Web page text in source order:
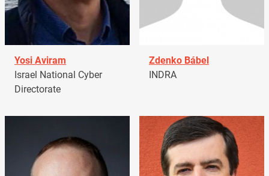
Yosi Aviram
Israel National Cyber
Directorate
Zdenko Bábel
INDRA